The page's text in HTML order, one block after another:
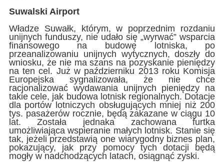
Suwalski Airport
Władze Suwałk, którym, w poprzednim rozdaniu
unijnych funduszy, nie udało się „wyrwać” wsparcia
finansowego na budowę lotniska, po
przeanalizowaniu unijnych wytycznych, doszły do
wniosku, że nie ma szans na pozyskanie pieniędzy
na ten cel. Już w październiku 2013 roku Komisja
Europejska sygnalizowała, że nie chce
racjonalizować wydawania unijnych pieniędzy na
takie cele, jak budowa lotnisk regionalnych. Dotacje
dla portów lotniczych obsługujących mniej niż 200
tys. pasażerów rocznie, będą zakazane w ciągu 10
lat. Została jednaka zachowana furtka
umożliwiająca wspieranie małych lotnisk. Stanie się
tak, jeżeli przedstawią one wiarygodny biznes plan,
pokazujący, jak przy pomocy tych dotacji będą
mogły w nadchodzących latach, osiągnąć zyski.